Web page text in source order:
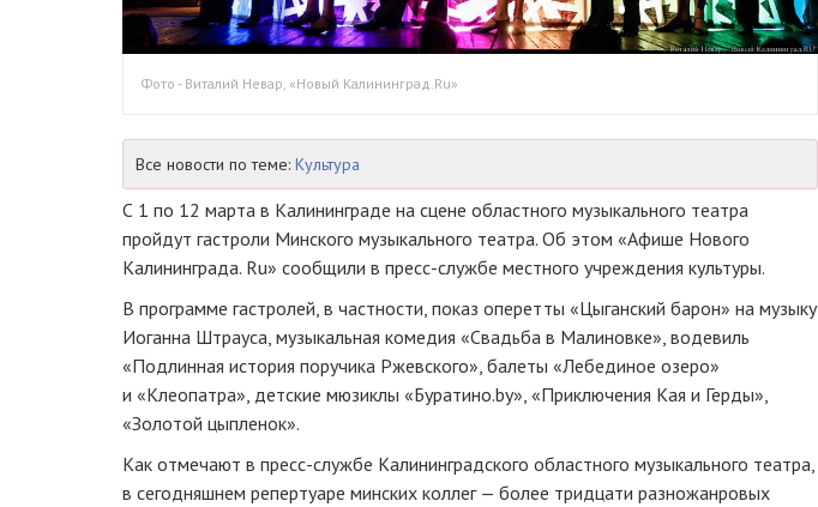
Фото - Виталий Невар, «Новый Калининград.Ru»
Все новости по теме: Культура
С 1 по 12 марта в Калининграде на сцене областного музыкального театра
пройдут гастроли Минского музыкального театра. Об этом «Афише Нового
Калининграда. Ru» сообщили в пресс-службе местного учреждения культуры.
В программе гастролей, в частности, показ оперетты «Цыганский барон» на музыку
Иоганна Штрауса, музыкальная комедия «Свадьба в Малиновке», водевиль
«Подлинная история поручика Ржевского», балеты «Лебединое озеро»
и «Клеопатра», детские мюзиклы «Буратино.by», «Приключения Кая и Герды»,
«Золотой цыпленок».
Как отмечают в пресс-службе Калининградского областного музыкального театра,
в сегодняшнем репертуаре минских коллег — более тридцати разножанровых